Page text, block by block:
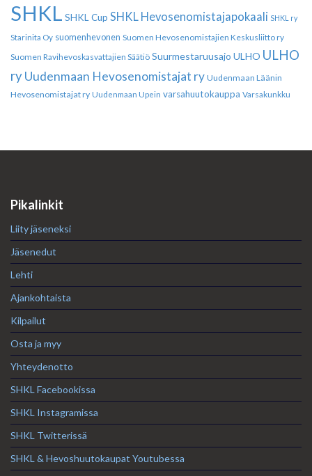
SHKL SHKL Cup SHKL Hevosenomistajapokaali SHKL ry
Starinita Oy suomenhevonen Suomen Hevosenomistajien Keskusliitto ry
Suomen Ravihevoskasvattajien Säätiö Suurmestaruusajo ULHO ULHO
ryUudenmaan Hevosenomistajat ry Uudenmaan Läänin
Hevosenomistajat ry Uudenmaan Upein varsahuutokauppa Varsakunkku
Pikalinkit
Liity jäseneksi
Jäsenedut
Lehti
Ajankohtaista
Kilpailut
Osta ja myy
Yhteydenotto
SHKL Facebookissa
SHKL Instagramissa
SHKL Twitterissä
SHKL & Hevoshuutokaupat Youtubessa